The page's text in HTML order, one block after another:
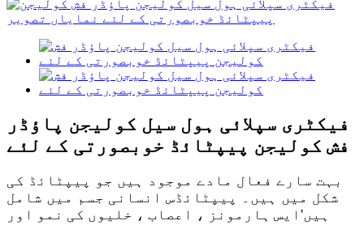
فیکٹری سپلائی ہول سیل کولیجن پاؤڈر
فش کولیجن پیپٹائڈ خوبصورتی کے لئے
بہت سارے فعال مادے موجود ہیں جو پیپٹائڈ کی
شکل میں ہیں۔ پیپٹائڈس انسانی جسم میں شامل
ہیں' ایس ہارمونز ، اعصاب ، خلیوں کی نمو اور